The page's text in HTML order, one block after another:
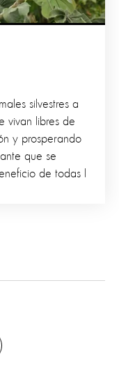
silvestres a
vivan libres de
y prosperando
que se
de todas l